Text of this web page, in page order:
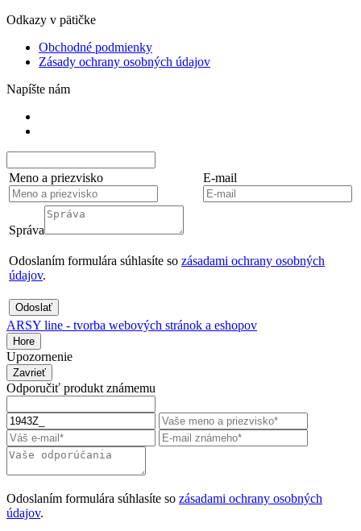
Odkazy v pätičke
Obchodné podmienky
Zásady ochrany osobných údajov
Napíšte nám
Meno a priezvisko E-mail
Správa
Odoslaním formulára súhlasíte so zásadami ochrany osobných
údajov.
Odoslať
ARSY line - tvorba webových stránok a eshopov
Hore
Upozornenie
Zavrieť
Odporučiť produkt známemu
Odoslaním formulára súhlasíte so zásadami ochrany osobných
údajov.